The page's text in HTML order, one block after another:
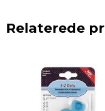
Relaterede